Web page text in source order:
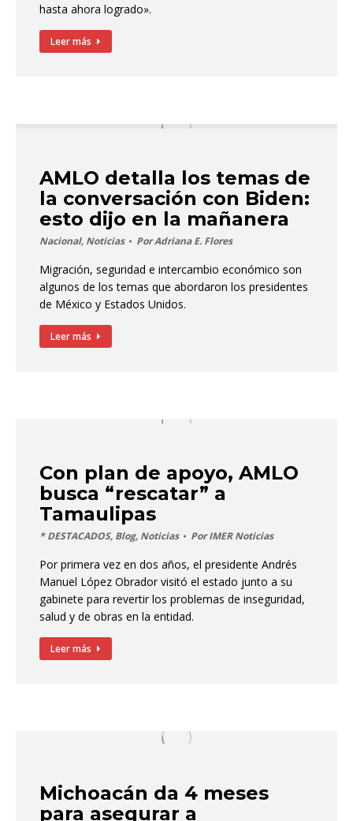
hasta ahora logrado».
Leer más
AMLO detalla los temas de
la conversación con Biden:
esto dijo en la mañanera
Nacional, Noticias PorAdriana E. Flores
Migración, seguridad e intercambio económico son
algunos de los temas que abordaron los presidentes
de México y Estados Unidos.
Leer más
Con plan de apoyo, AMLO
busca “rescatar” a
Tamaulipas
* DESTACADOS, Blog, Noticias PorIMER Noticias
Por primera vez en dos años, el presidente Andrés
Manuel López Obrador visitó el estado junto a su
gabinete para revertir los problemas de inseguridad,
salud y de obras en la entidad.
Leer más
Michoacán da 4 meses
para asegurar a